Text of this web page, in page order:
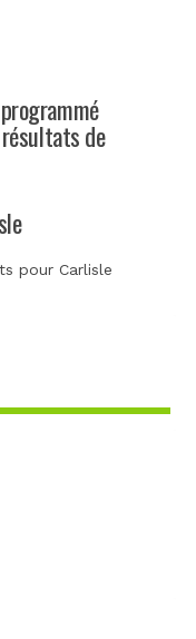
de
pour Carlisle